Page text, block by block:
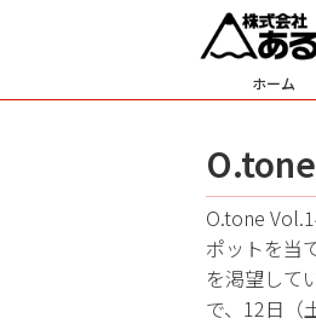
ホーム
O.tone
ポットを当
を渇望して
で、12日（